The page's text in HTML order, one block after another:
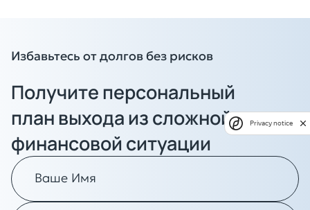
Избавьтесь от долгов без рисков
Получите персональный
план выхода из сложной
финансовой ситуации
Privacy notice